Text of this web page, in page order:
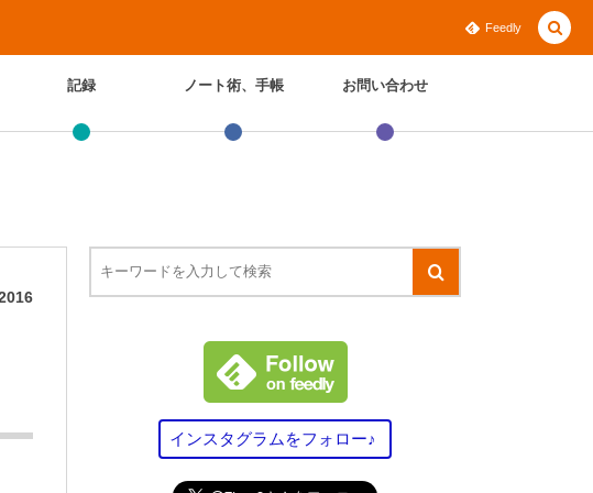
Feedly
記録 ノート術、手帳 お問い合わせ
インスタグラムをフォロー♪